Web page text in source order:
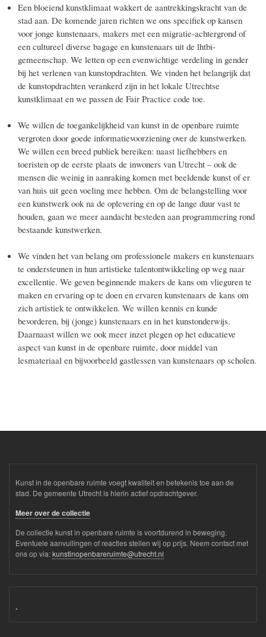
Een bloeiend kunstklimaat wakkert de aantrekkingskracht van de
stad aan. De komende jaren richten we ons specifiek op kansen
voor jonge kunstenaars, makers met een migratie-achtergrond of
een cultureel diverse bagage en kunstenaars uit de lhtbi-
gemeenschap. We letten op een evenwichtige verdeling in gender
bij het verlenen van kunstopdrachten. We vinden het belangrijk dat
de kunstopdrachten verankerd zijn in het lokale Utrechtse
kunstklimaat en we passen de Fair Practice code toe.
We willen de toegankelijkheid van kunst in de openbare ruimte
vergroten door goede informatievoorziening over de kunstwerken.
We willen een breed publiek bereiken: naast liefhebbers en
toeristen op de eerste plaats de inwoners van Utrecht – ook de
mensen die weinig in aanraking komen met beeldende kunst of er
van huis uit geen voeling mee hebben. Om de belangstelling voor
een kunstwerk ook na de oplevering en op de lange duur vast te
houden, gaan we meer aandacht besteden aan programmering rond
bestaande kunstwerken.
We vinden het van belang om professionele makers en kunstenaars
te ondersteunen in hun artistieke talentontwikkeling op weg naar
excellentie. We geven beginnende makers de kans om vlieguren te
maken en ervaring op te doen en ervaren kunstenaars de kans om
zich artistiek te ontwikkelen. We willen kennis en kunde
bevorderen, bij (jonge) kunstenaars en in het kunstonderwijs.
Daarnaast willen we ook meer inzet plegen op het educatieve
aspect van kunst in de openbare ruimte, door middel van
lesmateriaal en bijvoorbeeld gastlessen van kunstenaars op scholen.
Kunst in de openbare ruimte voegt kwaliteit en betekenis toe aan de
stad. De gemeente Utrecht is hierin actief opdrachtgever.
Meer over de collectie
De collectie kunst in openbare ruimte is voortdurend in beweging.
Eventuele aanvullingen of reacties stellen wij op prijs. Neem contact met
ons op via:kunstinopenbareruimte@utrecht.nl
.